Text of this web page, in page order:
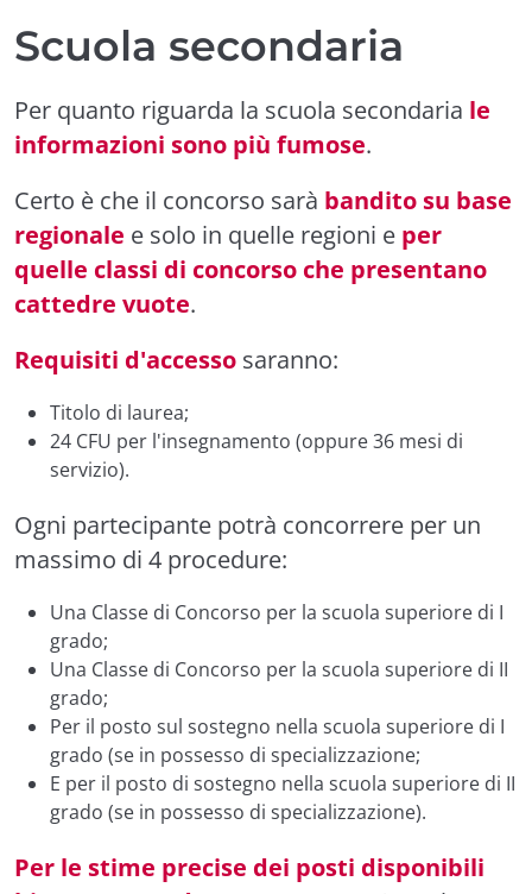
Scuola secondaria
Per quanto riguarda la scuola secondaria le
informazioni sono più fumose.
Certo è che il concorso sarà bandito su base
regionale e solo in quelle regioni e per
quelle classi di concorso che presentano
cattedre vuote.
Requisiti d'accesso saranno:
Titolo di laurea;
24 CFU per l'insegnamento (oppure 36 mesi di
servizio).
Ogni partecipante potrà concorrere per un
massimo di 4 procedure:
Una Classe di Concorso per la scuola superiore di I
grado;
Una Classe di Concorso per la scuola superiore di II
grado;
Per il posto sul sostegno nella scuola superiore di I
grado (se in possesso di specializzazione;
E per il posto di sostegno nella scuola superiore di II
grado (se in possesso di specializzazione).
Per le stime precise dei posti disponibili